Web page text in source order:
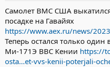
Самолет ВМС США
посадке на Гавайях
https://www.aex.ru/news/
Теперь остался только
Ми-171Э ВВС Кении https://
osta...et-vvs-kenii-poterjali-